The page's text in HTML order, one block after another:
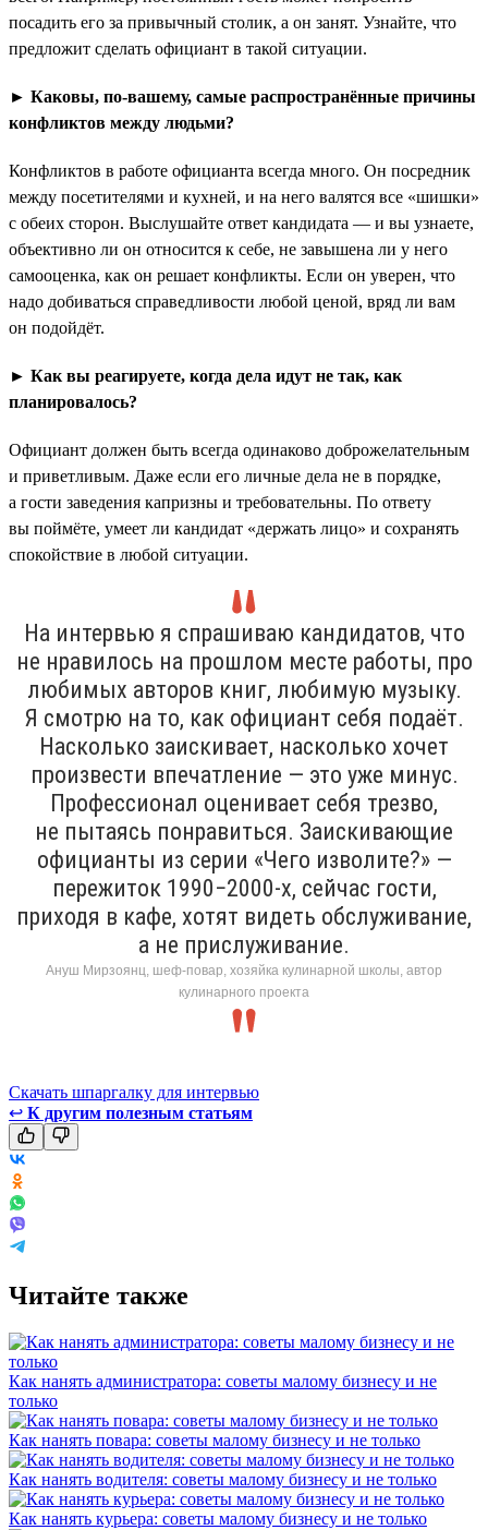
посадить его за привычный столик, а он занят. Узнайте, что
предложит сделать официант в такой ситуации.
► Каковы, по-вашему, самые распространённые причины
конфликтов между людьми?
Конфликтов в работе официанта всегда много. Он посредник
между посетителями и кухней, и на него валятся все «шишки»
с обеих сторон. Выслушайте ответ кандидата — и вы узнаете,
объективно ли он относится к себе, не завышена ли у него
самооценка, как он решает конфликты. Если он уверен, что
надо добиваться справедливости любой ценой, вряд ли вам
он подойдёт.
► Как вы реагируете, когда дела идут не так, как
планировалось?
Официант должен быть всегда одинаково доброжелательным
и приветливым. Даже если его личные дела не в порядке,
а гости заведения капризны и требовательны. По ответу
вы поймёте, умеет ли кандидат «держать лицо» и сохранять
спокойствие в любой ситуации.
На интервью я спрашиваю кандидатов, что
не нравилось на прошлом месте работы, про
любимых авторов книг, любимую музыку.
Я смотрю на то, как официант себя подаёт.
Насколько заискивает, насколько хочет
произвести впечатление — это уже минус.
Профессионал оценивает себя трезво,
не пытаясь понравиться. Заискивающие
официанты из серии «Чего изволите?» —
пережиток 1990−2000-х, сейчас гости,
приходя в кафе, хотят видеть обслуживание,
а не прислуживание.
Ануш Мирзоянц, шеф-повар, хозяйка кулинарной школы, автор
кулинарного проекта
Скачать шпаргалку для интервью
↩ К другим полезным статьям
Читайте также
Как нанять администратора: советы малому бизнесу и не
только
Как нанять повара: советы малому бизнесу и не только
Как нанять водителя: советы малому бизнесу и не только
Как нанять курьера: советы малому бизнесу и не только